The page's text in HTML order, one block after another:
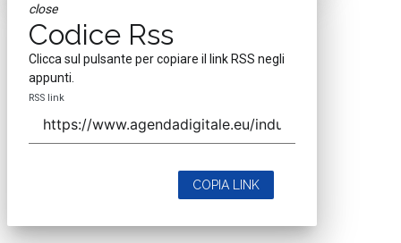
close
Codice Rss
Clicca sul pulsante per copiare il link RSS negli
appunti.
RSS link
COPIA LINK